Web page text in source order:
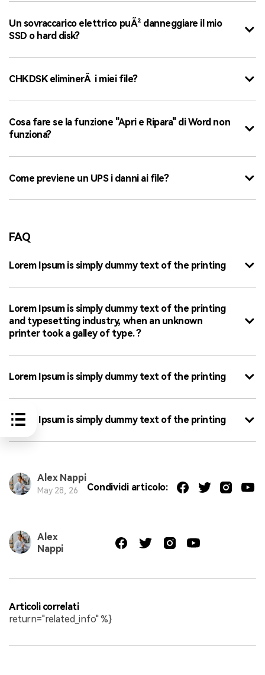
Un sovraccarico elettrico puÃ² danneggiare il mio
SSD o hard disk?
CHKDSK eliminerÃ i miei file?
Cosa fare se la funzione "Apri e Ripara" di Word non
funziona?
Come previene un UPS i danni ai file?
FAQ
Lorem Ipsum is simply dummy text of the printing
Lorem Ipsum is simply dummy text of the printing
and typesetting industry, when an unknown
printer took a galley of type. ?
Lorem Ipsum is simply dummy text of the printing
Lorem Ipsum is simply dummy text of the printing
Alex Nappi
May 28, 26 Condividi articolo:
Alex
Nappi
Articoli correlati
return="related_info" %}